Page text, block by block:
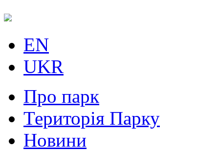
EN
UKR
Про парк
Територія Парку
Новини